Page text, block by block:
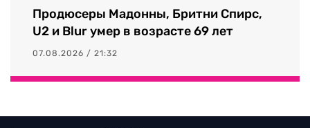
Продюсеры Мадонны, Бритни Спирс,
U2 и Blur умер в возрасте 69 лет
07.08.2026 / 21:32